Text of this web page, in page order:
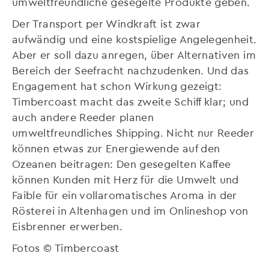
Der Transport per Windkraft ist zwar
aufwändig und eine kostspielige Angelegenheit.
Aber er soll dazu anregen, über Alternativen im
Bereich der Seefracht nachzudenken. Und das
Engagement hat schon Wirkung gezeigt:
Timbercoast macht das zweite Schiff klar; und
auch andere Reeder planen
umweltfreundliches Shipping. Nicht nur Reeder
können etwas zur Energiewende auf den
Ozeanen beitragen: Den gesegelten Kaffee
können Kunden mit Herz für die Umwelt und
Faible für ein vollaromatisches Aroma in der
Rösterei in Altenhagen und im Onlineshop von
Eisbrenner erwerben.
Fotos © Timbercoast